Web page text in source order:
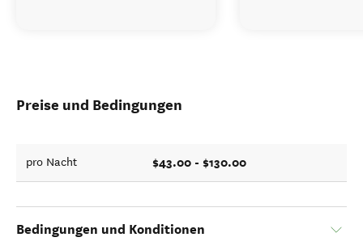
Preise und Bedingungen
pro Nacht $43.00 - $130.00
Bedingungen und Konditionen